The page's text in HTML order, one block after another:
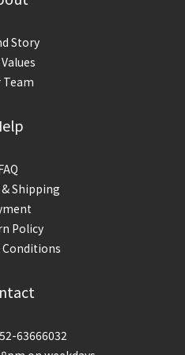
Story
Team
Shipping
Policy
Conditions
63666032